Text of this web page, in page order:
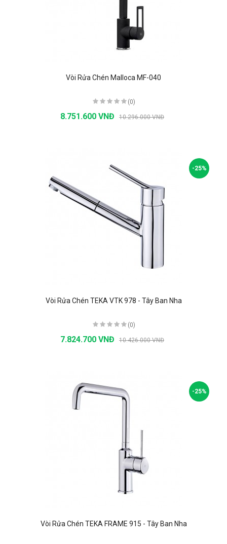
Vòi Rửa Chén Malloca MF-040
(0)
8.751.600 VNĐ 10.296.000 VNĐ
-25%
Vòi Rửa Chén TEKA VTK 978 - Tây Ban Nha
(0)
7.824.700 VNĐ 10.426.000 VNĐ
-25%
Vòi Rửa Chén TEKA FRAME 915 - Tây Ban Nha